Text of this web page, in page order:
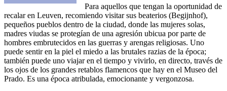
Para aquellos que tengan la oportunidad de
recalar en Leuven, recomiendo visitar sus beaterios (Begijnhof),
pequeños pueblos dentro de la ciudad, donde las mujeres solas,
madres viudas se protegían de una agresión ubicua por parte de
hombres embrutecidos en las guerras y arengas religiosas. Uno
puede sentir en la piel el miedo a las brutales razias de la época;
también puede uno viajar en el tiempo y vivirlo, en directo, través de
los ojos de los grandes retablos flamencos que hay en el Museo del
Prado. Es una época atribulada, emocionante y vergonzosa.